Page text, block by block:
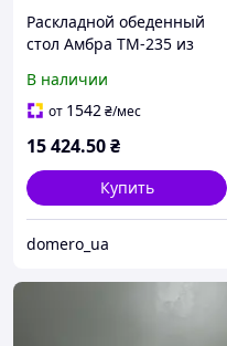
Раскладной обеденный
стол Амбра TM-235 из
цвете ясень / теплый
песок
В наличии
от 1542₴/мес
15 424.50₴
Купить
domero_ua